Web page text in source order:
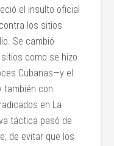
el insulto oficial
los sitios
Se cambió
como se hizo
Cubanas—y el
también con
en La
táctica pasó de
de evitar que los